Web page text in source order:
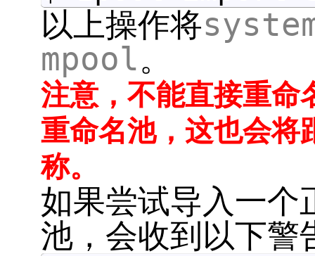
以上操作将
mpool。
注意，不能直接重命
重命名池，这也会将
称。
如果尝试导入一个
池，会收到以下警